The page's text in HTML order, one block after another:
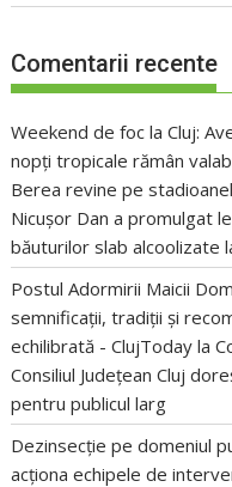
Comentarii recente
Weekend de foc la Cluj:
nopți tropicale rămân
Berea revine pe
Nicușor Dan a promulgat
băuturilor slab alcoolizate
Postul Adormirii Maicii
semnificații, tradiții și
echilibrată - ClujToday la
Consiliul Județean Cluj
pentru publicul larg
Dezinsecție pe domeniul
acționa echipele de